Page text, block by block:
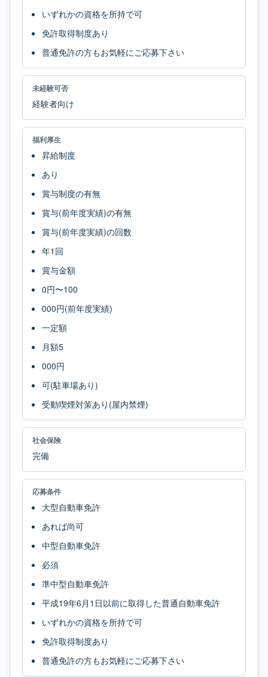
いずれかの資格を所持で可
免許取得制度あり
普通免許の方もお気軽にご応募下さい
未経験可否
経験者向け
福利厚生
昇給制度
あり
賞与制度の有無
賞与(前年度実績)の有無
賞与(前年度実績)の回数
年1回
賞与金額
0円〜100
000円(前年度実績)
一定額
月額5
000円
可(駐車場あり)
受動喫煙対策あり(屋内禁煙)
社会保険
完備
応募条件
大型自動車免許
あれば尚可
中型自動車免許
必須
準中型自動車免許
平成19年6月1日以前に取得した普通自動車免許
いずれかの資格を所持で可
免許取得制度あり
普通免許の方もお気軽にご応募下さい